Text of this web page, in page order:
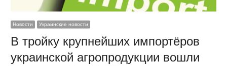
Новости Украинские новости
В тройку крупнейших импортёров
украинской агропродукции вошли